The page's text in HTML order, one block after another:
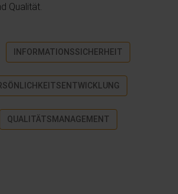
Qualität.
INFORMATIONSSICHERHEIT
QUALITÄTSMANAGEMENT